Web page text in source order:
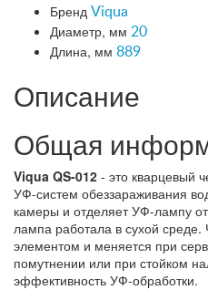
Бренд Viqua
Диаметр, мм 20
Длина, мм 889
Описание
Общая
Viqua QS-012 - это кварцевый
УФ-систем обеззараживания
камеры и отделяет УФ-лампу
лампа работала в сухой
элементом и меняется при
помутнении или при стойком
эффективность УФ-обработки.